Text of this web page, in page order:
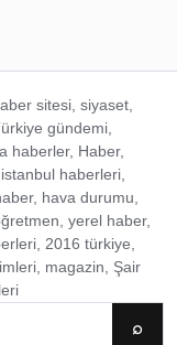
sitesi, siyaset,
gündemi,
haberler, Haber,
haberleri,
hava durumu,
yerel haber,
2016 türkiye,
magazin, Şair
⌕